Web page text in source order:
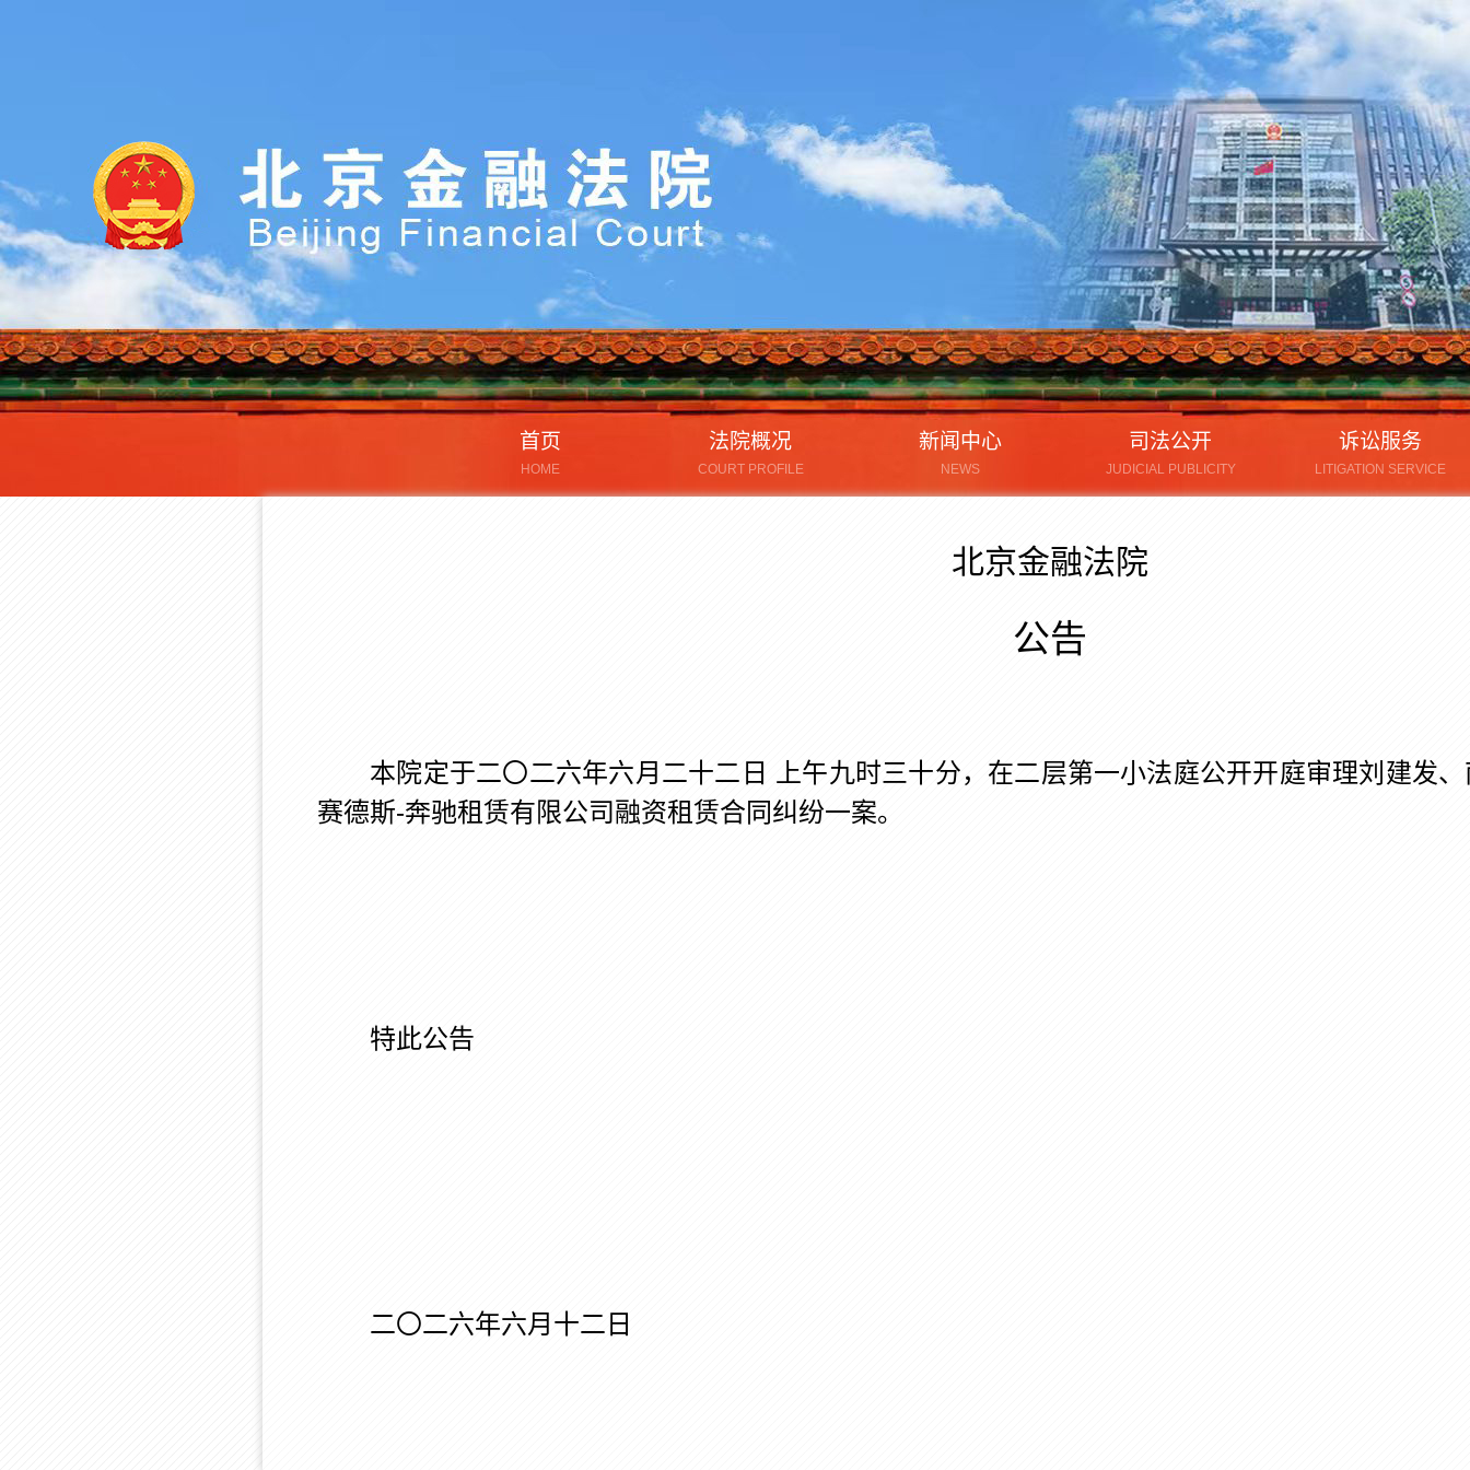
首页
HOME
法院概况
COURT PROFILE
新闻中心
NEWS
司法公开
JUDICIAL PUBLICITY
庭审直播
诉讼服务
LITIGATION SERVICE
北京金融法院
公告
本院定于二〇二六年六月二十二日 上午九时三十分，在二层第一小法庭公开开庭审理刘建发、
赛德斯-奔驰租赁有限公司融资租赁合同纠纷一案。
特此公告
二〇二六年六月十二日